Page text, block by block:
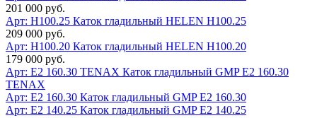
201 000 руб.
Арт: H100.25 Каток гладильный HELEN H100.25
209 000 руб.
Арт: H100.20 Каток гладильный HELEN H100.20
179 000 руб.
Арт: E2 160.30 TENAX Каток гладильный GMP E2 160.30
TENAX
Арт: E2 160.30 Каток гладильный GMP E2 160.30
Арт: E2 140.25 Каток гладильный GMP E2 140.25